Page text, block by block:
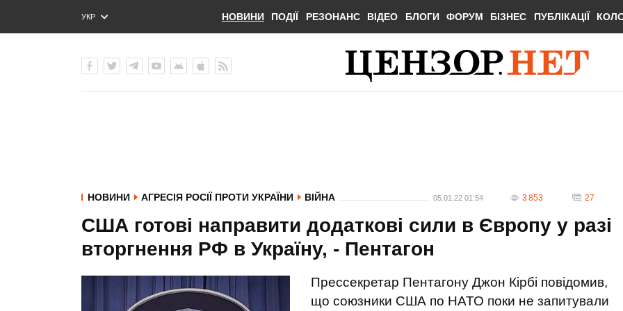
УКР
ENG
НОВИНИ ПОДІЇ РЕЗОНАНС ВІДЕО БЛОГИ ФОРУМ БІЗНЕС ПУБЛІКАЦІЇ
НОВИНИ АГРЕСІЯ РОСІЇ ПРОТИ УКРАЇНИ ВІЙНА 05.01.22 01:54 3 853 27
США готові направити додаткові сили в Європу у разі
вторгнення РФ в Україну, - Пентагон
Прессекретар Пентагону Джон Кірбі повідомив,
що союзники США по НАТО поки не запитували